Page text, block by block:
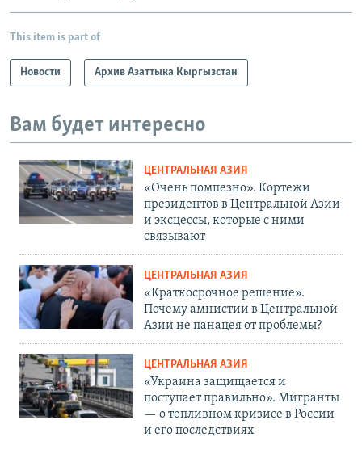
This item is part of
Новости Архив Азаттыка Кыргызстан
Вам будет интересно
ЦЕНТРАЛЬНАЯ АЗИЯ
«Очень помпезно». Кортежи
президентов в Центральной Азии
и эксцессы, которые с ними
связывают
ЦЕНТРАЛЬНАЯ АЗИЯ
«Краткосрочное решение».
Почему амнистии в Центральной
Азии не панацея от проблемы?
ЦЕНТРАЛЬНАЯ АЗИЯ
«Украина защищается и
поступает правильно». Мигранты
— о топливном кризисе в России
и его последствиях